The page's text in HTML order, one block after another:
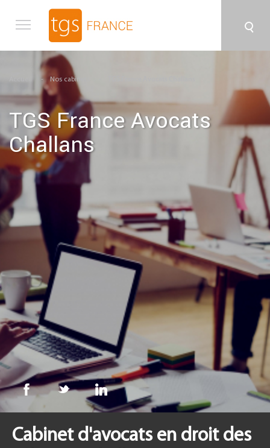
Aller au contenu principal
FR
Nos cabinets
TGS France Avocats
Challans
Cabinet d'avocats en droit des